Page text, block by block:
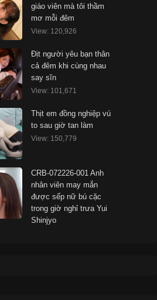
giáo viên mà tôi thầm
mơ mỗi đêm
View: 120,926
Địt người yêu bạn thân
cả đêm khi cùng nhau
say sĩn
View: 101,671
Thịt em đồng nghiệp vú
to sau giờ tan làm
View: 150,779
CRB-072226-001 Anh
nhân viên may mắn
được sếp nữ bú cặc
trong giờ nghỉ trưa Yui
Shinjyo